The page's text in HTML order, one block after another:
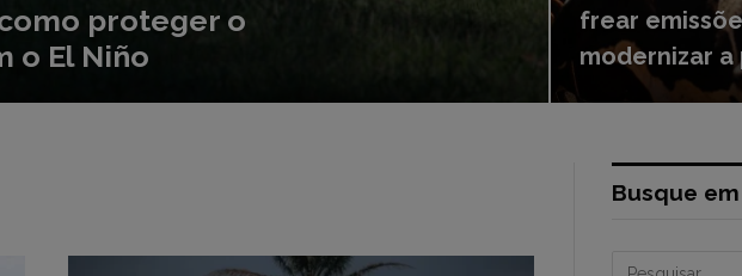
proteger o
o El Niño
frear
modernizar a
Busque